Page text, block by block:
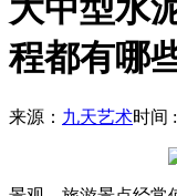
大中型水
程都有哪
来源： 九天艺术时间